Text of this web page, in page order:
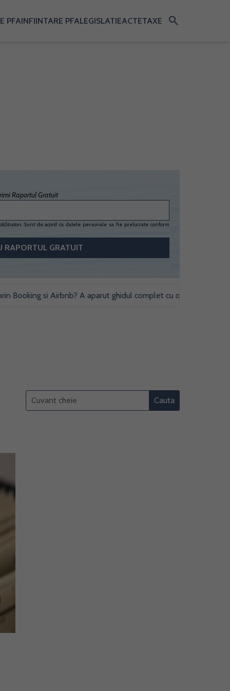
PFAINFIINTARE PFALEGISLATIEACTETAXE search
Raportul Gratuit
Sunt de acord ca datele personale sa fie prelucrate conform
si Airbnb? A aparut ghidul complet cu obligatii fiscale si